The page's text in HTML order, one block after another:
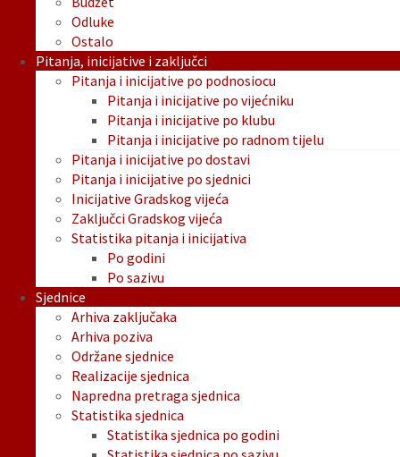
Odluke
Ostalo
Pitanja, inicijative i zaključci
Pitanja i inicijative po podnosiocu
Pitanja i inicijative po vijećniku
Pitanja i inicijative po klubu
Pitanja i inicijative po radnom tijelu
Pitanja i inicijative po dostavi
Pitanja i inicijative po sjednici
Inicijative Gradskog vijeća
Zaključci Gradskog vijeća
Statistika pitanja i inicijativa
Po godini
Po sazivu
Sjednice
Arhiva zaključaka
Arhiva poziva
Održane sjednice
Realizacije sjednica
Napredna pretraga sjednica
Statistika sjednica
Statistika sjednica po godini